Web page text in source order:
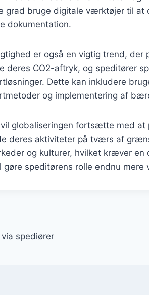
grad bruge digitale værktøjer til at
dokumentation.
er også en vigtig trend, der
deres CO2-aftryk, og speditører
Dette kan inkludere
og implementering af
vil globaliseringen fortsætte med
deres aktiviteter på tværs af
og kulturer, hvilket kræver
gøre speditørens rolle endnu
spediører